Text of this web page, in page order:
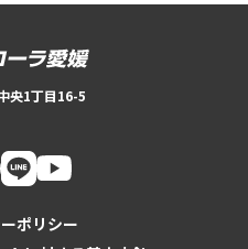
央1丁目16-5
ポリシー